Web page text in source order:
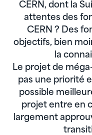
CERN, dont la
attentes des
CERN ? Des
objectifs, bien
la
Le projet de
pas une priorité
possible
projet entre en
largement